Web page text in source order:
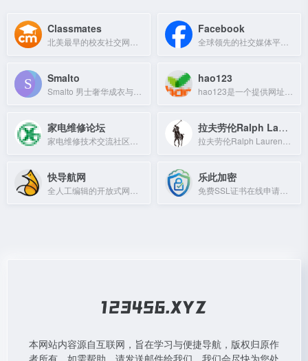
Classmates Facebook
Smalto hao123
家电维修论坛 拉夫劳伦Ralph Lauren
快导航网 乐此加密
本网站内容源自互联网，旨在学习与便捷导航，版权归原作